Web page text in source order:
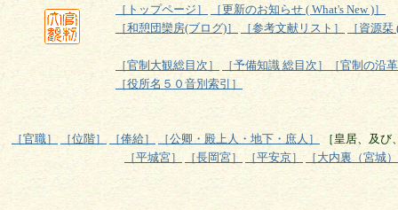
［トップページ］ ［更新のお知らせ ( What's New )］
［和憩団欒房(ブログ)］ ［参考文献リスト］ ［資源
［官制大観総目次］ ［予備知識 総目次］
［官制の沿
［役所名５０音別索引］
［官職］ ［位階］ ［俸給］ ［公卿・殿上人・地下・庶人］
［皇居、及
［平城宮］
［長岡宮］ ［平安京］ ［大内裏（宮城